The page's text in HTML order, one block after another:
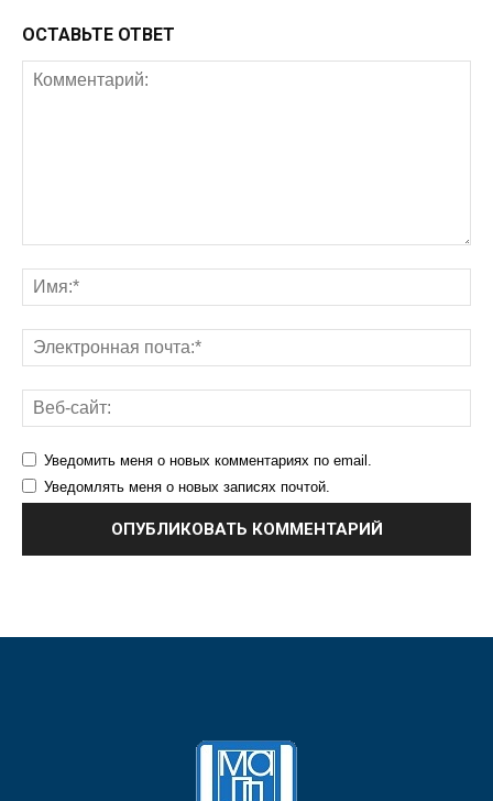
ОСТАВЬТЕ ОТВЕТ
Уведомить меня о новых комментариях по email.
Уведомлять меня о новых записях почтой.